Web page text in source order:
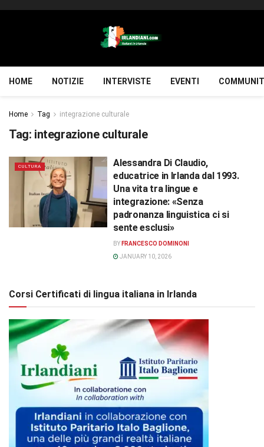
HOME NOTIZIE INTERVISTE EVENTI
Home Tag integrazione culturale
Tag: integrazione culturale
CULTURA
Alessandra Di Claudio,
educatrice in Irlanda dal 1993.
Una vita tra lingue e
integrazione: «Senza
padronanza linguistica ci si
sente esclusi»
BY FRANCESCO DOMINONI
JANUARY 10, 2026
Corsi Certificati di lingua italiana in Irlanda